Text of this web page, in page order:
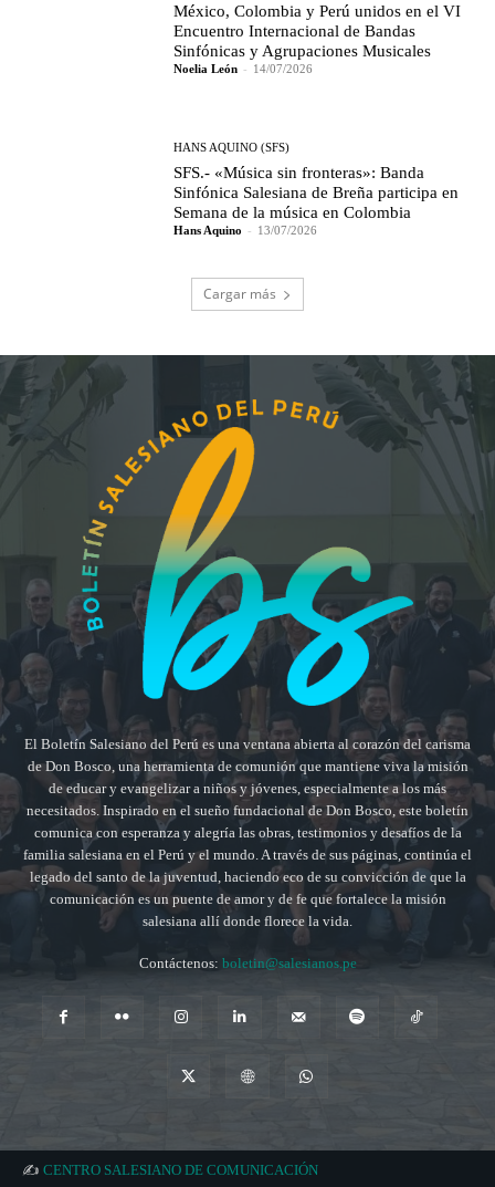
México, Colombia y Perú unidos en el VI
Encuentro Internacional de Bandas
Sinfónicas y Agrupaciones Musicales
Noelia León - 14/07/2026
HANS AQUINO (SFS)
SFS.- «Música sin fronteras»: Banda
Sinfónica Salesiana de Breña participa en
Semana de la música en Colombia
Hans Aquino - 13/07/2026
Cargar más
El Boletín Salesiano del Perú es una ventana abierta al corazón del carisma
de Don Bosco, una herramienta de comunión que mantiene viva la misión
de educar y evangelizar a niños y jóvenes, especialmente a los más
necesitados. Inspirado en el sueño fundacional de Don Bosco, este boletín
comunica con esperanza y alegría las obras, testimonios y desafíos de la
familia salesiana en el Perú y el mundo. A través de sus páginas, continúa el
legado del santo de la juventud, haciendo eco de su convicción de que la
comunicación es un puente de amor y de fe que fortalece la misión
salesiana allí donde florece la vida.
Contáctenos: boletin@salesianos.pe
✍️ CENTRO SALESIANO DE COMUNICACIÓN